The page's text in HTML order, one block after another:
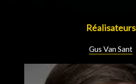
Réalisateurs
Gus Van Sant